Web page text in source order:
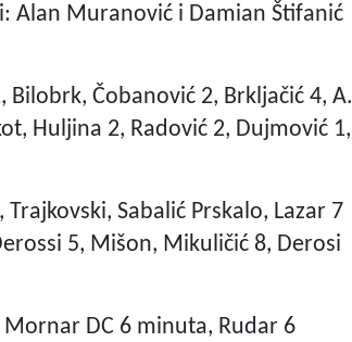
Alan Muranović i Damian Štifanić
Čobanović 2, Brkljačić 4, A.
Huljina 2, Radović 2, Dujmović 1,
Sabalić Prskalo, Lazar 7
5, Mišon, Mikuličić 8, Derosi
DC 6 minuta, Rudar 6